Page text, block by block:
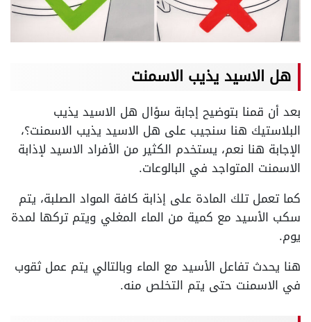
هل الاسيد يذيب الاسمنت
بعد أن قمنا بتوضيح إجابة سؤال هل الاسيد يذيب
البلاستيك هنا سنجيب على هل الاسيد يذيب الاسمنت؟،
الإجابة هنا نعم، يستخدم الكثير من الأفراد الاسيد لإذابة
الاسمنت المتواجد في البالوعات.
كما تعمل تلك المادة على إذابة كافة المواد الصلبة، يتم
سكب الأسيد مع كمية من الماء المغلي ويتم تركها لمدة
يوم.
هنا يحدث تفاعل الأسيد مع الماء وبالتالي يتم عمل ثقوب
في الاسمنت حتى يتم التخلص منه.